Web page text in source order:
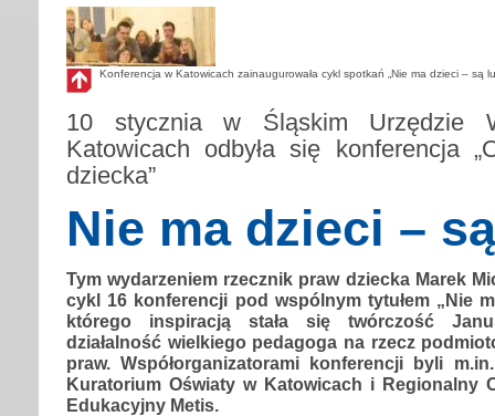
Konferencja w Katowicach zainaugurowała cykl spotkań „Nie ma dzieci –
10 stycznia w Śląskim Urzędzie
Katowicach odbyła się konferencja
dziecka”
Nie ma dzieci –
Tym wydarzeniem rzecznik praw dziecka Marek
cykl 16 konferencji pod wspólnym tytułem „Nie
którego inspiracją stała się twórczość
działalność wielkiego pedagoga na rzecz
praw. Współorganizatorami konferencji byli
Kuratorium Oświaty w Katowicach i Regionalny
Edukacyjny Metis.